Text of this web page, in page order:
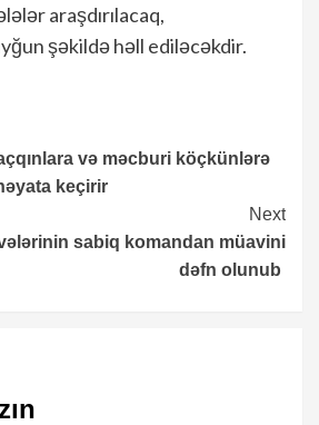
araşdırılacaq,
şəkildə həll ediləcəkdir.
və məcburi köçkünlərə
keçirir
Next
sabiq komandan müavini
dəfn olunub